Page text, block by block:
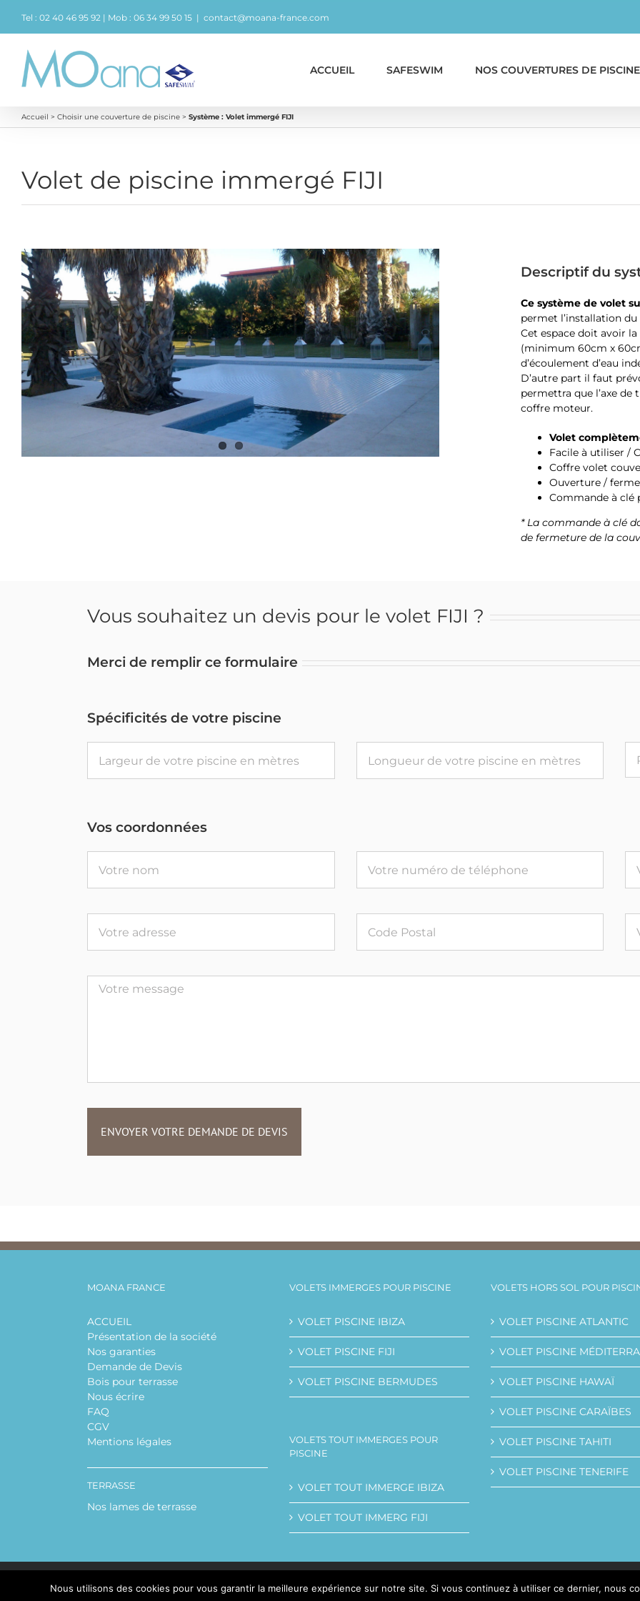
contenu
Tel : 02 40 46 95 92 | Mob : 06 34 99 50 15 | contact@moana-france.com
ACCUEIL SAFESWIM NOS COUVERTURES DE PISCINE
Accueil > Choisir une couverture de piscine > Système : Volet immergé FIJI
Volet de piscine immergé FIJI
Descriptif du
Ce système de volet
permet l’installation
Cet espace doit avoir
(minimum 60cm x
d’écoulement d’eau
D’autre part il faut
permettra que l’axe
coffre moteur.
Volet
Facile à utiliser /
Coffre volet
Ouverture /
Commande à clé
* La commande à clé
de fermeture de la
Vous souhaitez un devis pour le volet FIJI ?
Merci de remplir ce formulaire
Spécificités de votre piscine
Vos coordonnées
MOANA FRANCE
ACCUEIL
Présentation de la société
Nos garanties
Demande de Devis
Bois pour terrasse
Nous écrire
FAQ
CGV
Mentions légales
TERRASSE
Nos lames de terrasse
VOLETS IMMERGES POUR PISCINE
VOLET PISCINE IBIZA
VOLET PISCINE FIJI
VOLET PISCINE BERMUDES
VOLETS TOUT IMMERGES POUR
PISCINE
VOLET TOUT IMMERGE IBIZA
VOLET TOUT IMMERG FIJI
VOLETS HORS SOL POUR
VOLET PISCINE ATLANTIC
VOLET PISCINE
VOLET PISCINE HAWAÏ
VOLET PISCINE CARAÏBES
VOLET PISCINE TAHITI
VOLET PISCINE TENERIFE
© Copyright MOana FRANCE SARL
Nous utilisons des cookies pour vous garantir la meilleure expérience sur notre site. Si vous continuez à utiliser ce dernier, nous